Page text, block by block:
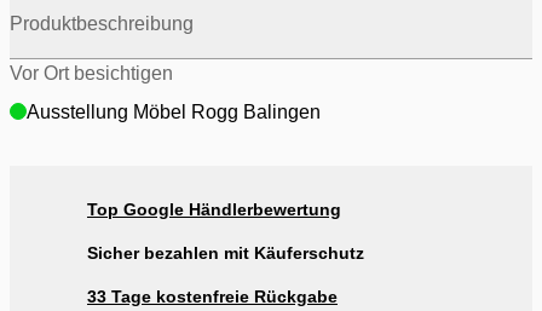
Produktbeschreibung
Vor Ort besichtigen
Ausstellung Möbel Rogg Balingen
Top Google Händlerbewertung
Sicher bezahlen mit Käuferschutz
33 Tage kostenfreie Rückgabe